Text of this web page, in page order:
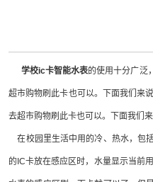
学校ic卡智能水表的使用十分广泛
超市购物刷此卡也可以。下面我们来
去超市购物刷此卡也可以。下面我们
在校园里生活中用的冷、热水，包
的IC卡放在感应区时，水量显示当前